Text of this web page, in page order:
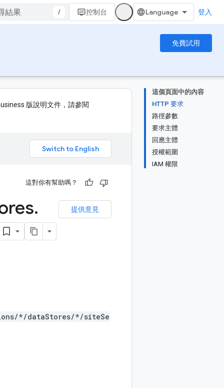
/ 控制台 登入
免費試用
這個頁面中的內容
HTTP 要求
路徑參數
要求主體
回應主體
授權範圍
IAM 權限
版說明文件，請參閱
這對你有幫助嗎？
提供意見
.
*/dataStores/*/siteSe